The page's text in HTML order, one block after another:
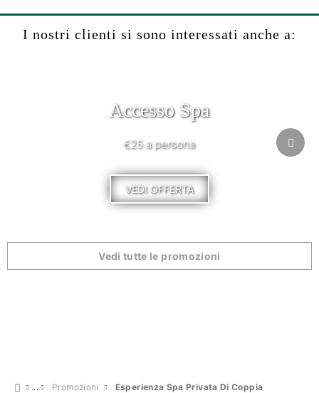
I nostri clienti si sono interessati anche a:
Accesso Spa
€25 a persona
VEDI OFFERTA
Vedi tutte le promozioni
Promozioni Esperienza Spa Privata Di Coppia